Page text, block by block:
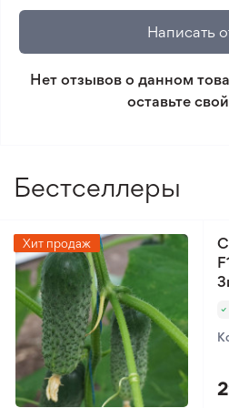
клубни и луковицы. Вы
каталог семян цветов и
без переплаты, с
город Украины.
который не соответствует
условиям возврата.
Минимальный заказ 300 грн.
Написать
Нет отзывов о данном
оставьте
Бестселлеры
Хит продаж